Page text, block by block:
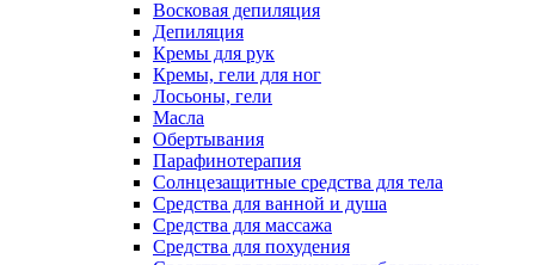
Восковая депиляция
Депиляция
Кремы для рук
Кремы, гели для ног
Лосьоны, гели
Масла
Обертывания
Парафинотерапия
Солнцезащитные средства для тела
Средства для ванной и душа
Средства для массажа
Средства для похудения